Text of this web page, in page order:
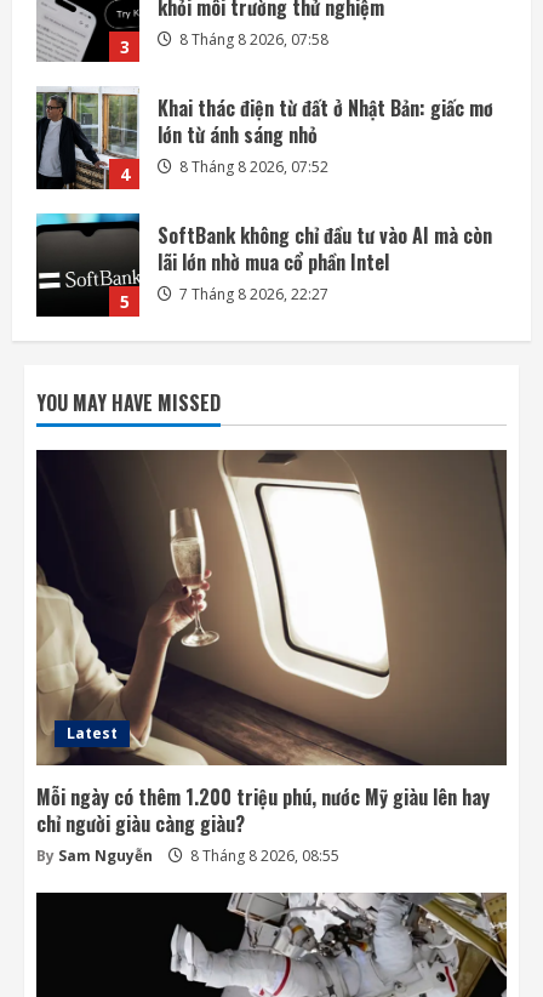
4
lớn từ ánh sáng nhỏ
8 Tháng 8 2026, 07:52
5
SoftBank không chỉ đầu tư vào AI mà còn
lãi lớn nhờ mua cổ phần Intel
7 Tháng 8 2026, 22:27
1
Mỗi ngày có thêm 1.200 triệu phú, nước
Mỹ giàu lên hay chỉ người giàu càng giàu?
8 Tháng 8 2026, 08:55
2
để nâng cấp hệ thống điện ISS
8 Tháng 8 2026, 08:47
Đến lượt mô hình AI của Moonshot thoát
khỏi môi trường thử nghiệm
8 Tháng 8 2026, 07:58
4
Khai thác điện từ đất ở Nhật Bản: giấc mơ
lớn từ ánh sáng nhỏ
8 Tháng 8 2026, 07:52
YOU MAY HAVE MISSED
Latest
Mỗi ngày có thêm 1.200 triệu phú, nước Mỹ giàu lên hay
chỉ người giàu càng giàu?
By Sam Nguyễn 8 Tháng 8 2026, 08:55